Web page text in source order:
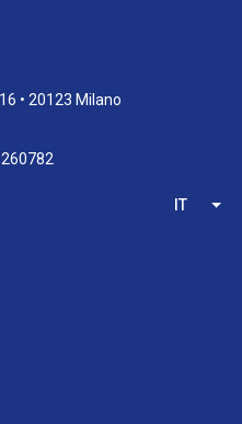
• 20123 Milano
IT